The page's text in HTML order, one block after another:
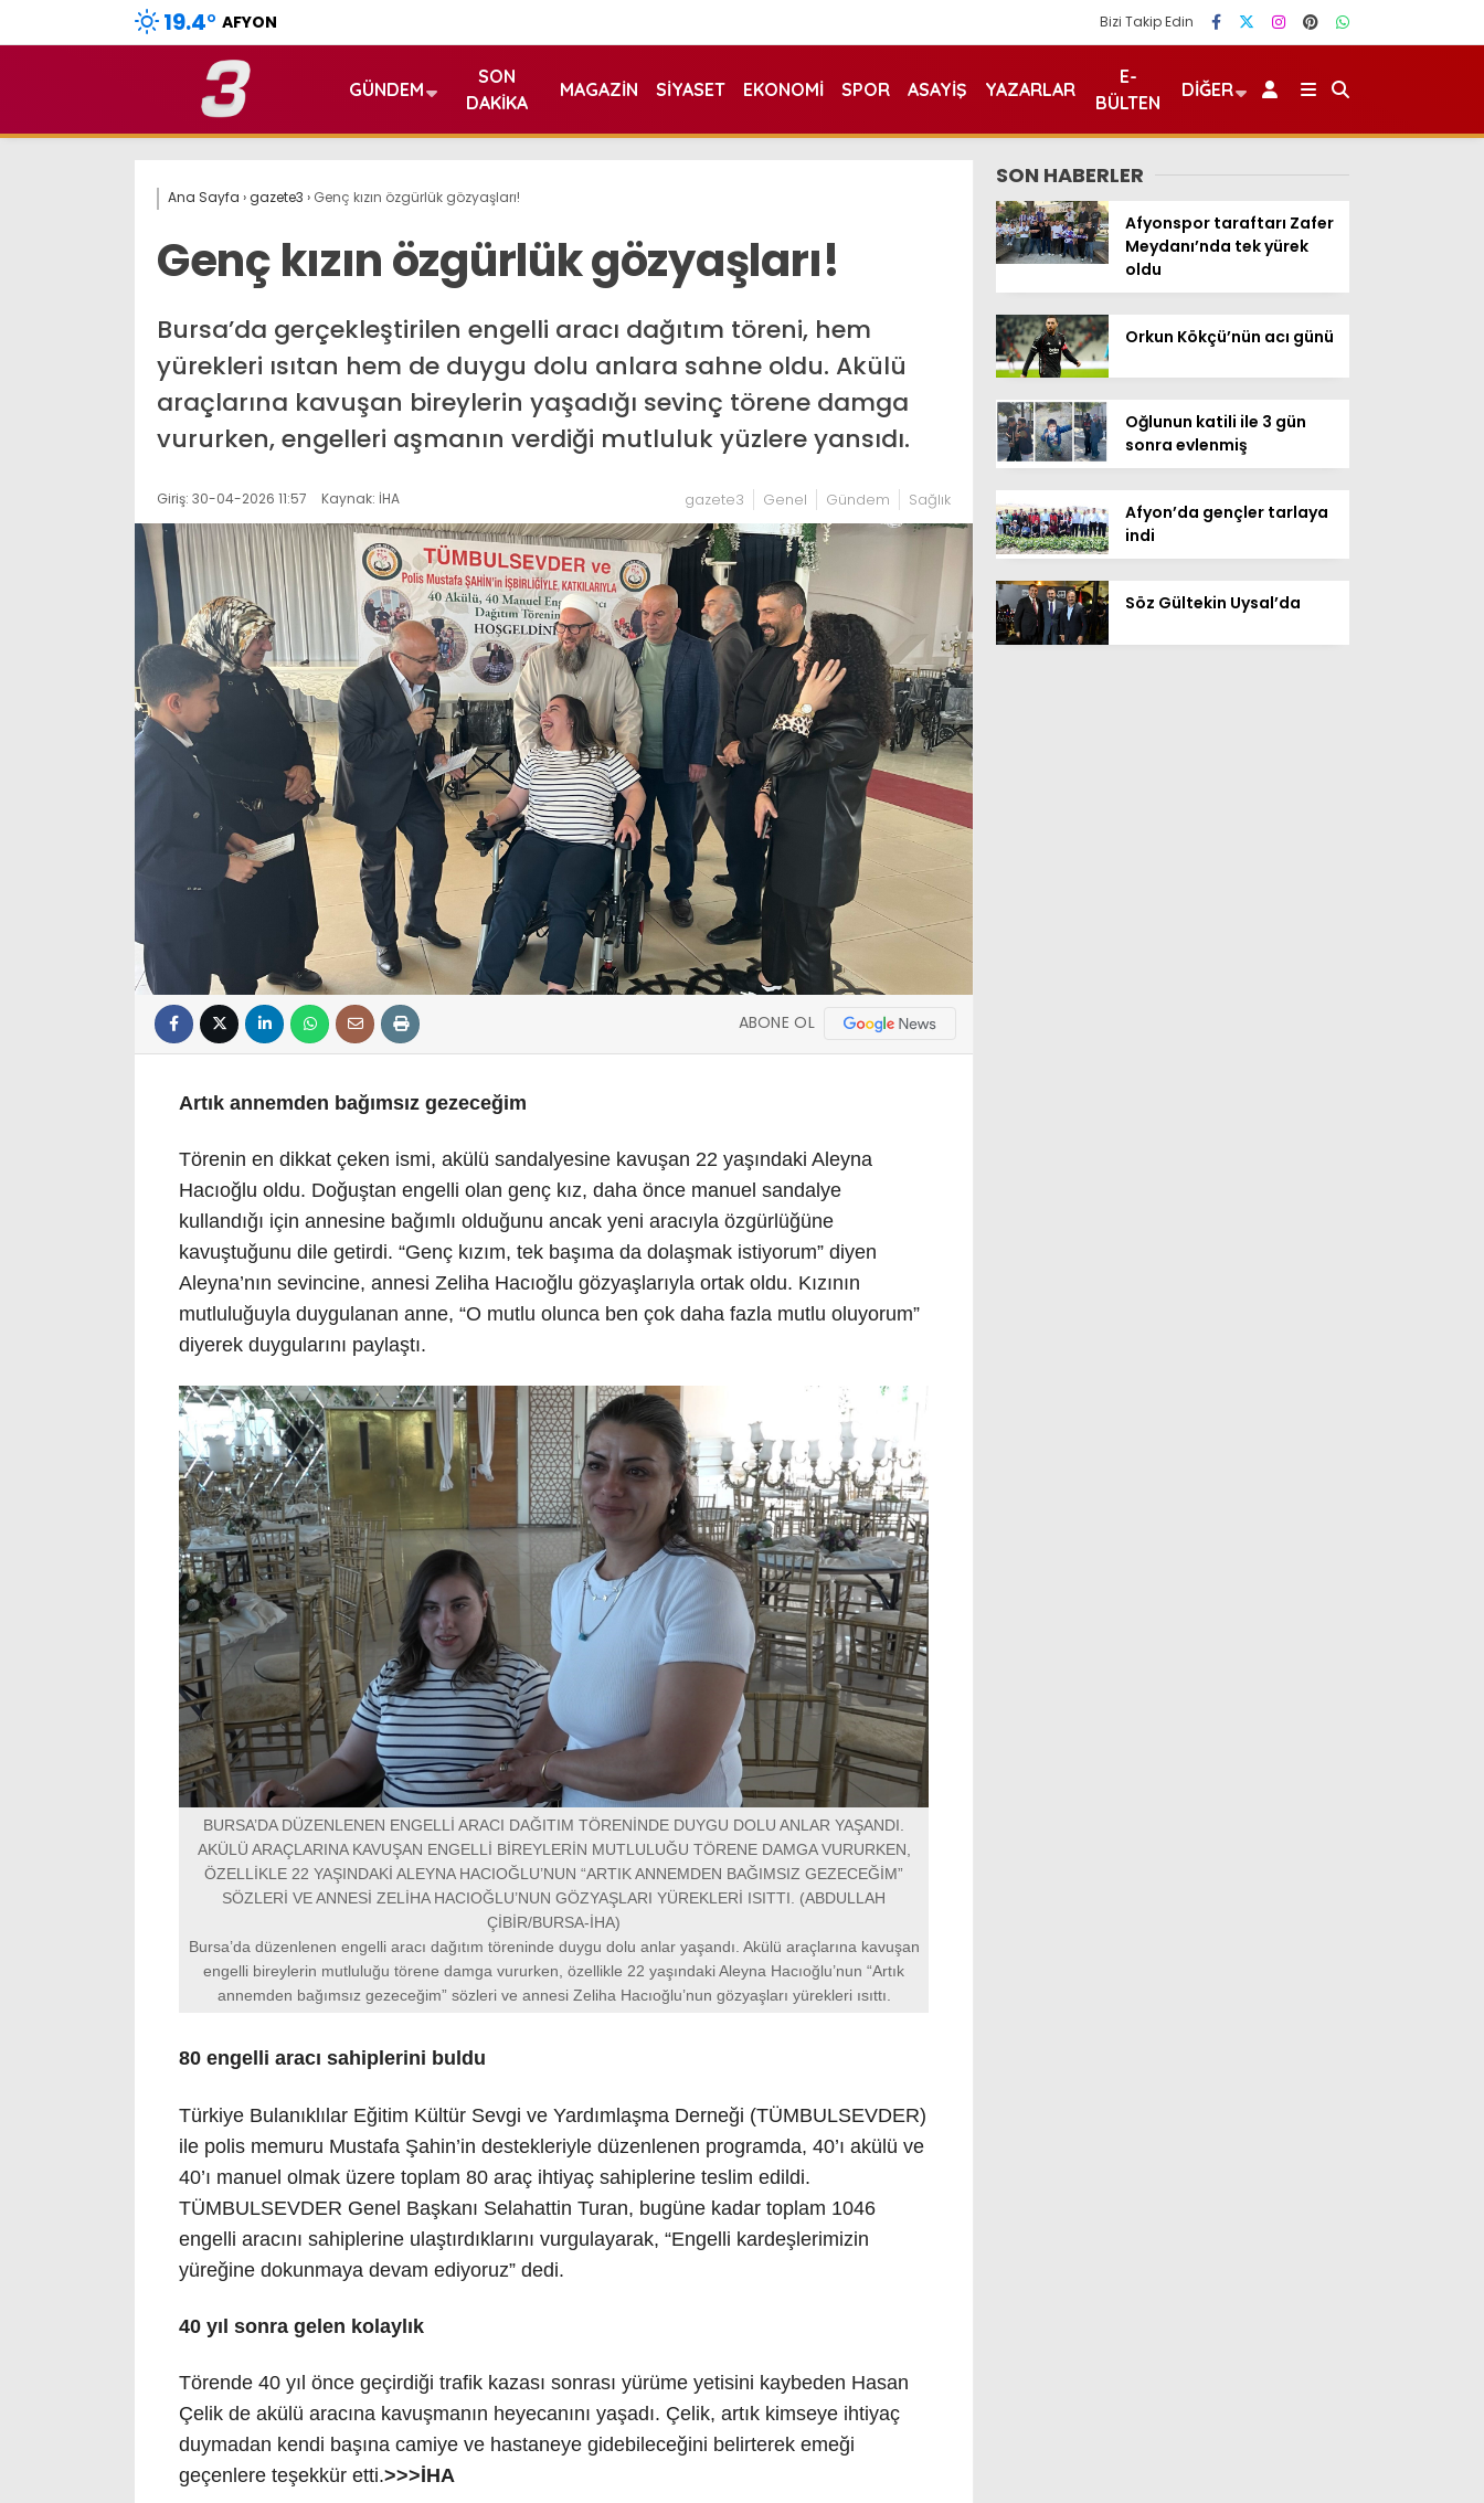
19.4° AFYON Bizi Takip Edin
GÜNDEM
SON
DAKIKA
MAGAZIN SIYASET EKONOMI SPOR ASAYIŞ YAZARLAR
E-
BÜLTEN
DIĞER
Ana Sayfa ›gazete3 › Genç kızın özgürlük gözyaşları!
Genç kızın özgürlük gözyaşları!
Bursa’da gerçekleştirilen engelli aracı dağıtım töreni, hem
yürekleri ısıtan hem de duygu dolu anlara sahne oldu. Akülü
araçlarına kavuşan bireylerin yaşadığı sevinç törene damga
vururken, engelleri aşmanın verdiği mutluluk yüzlere yansıdı.
Giriş: 30-04-2026 11:57 Kaynak: İHA gazete3 Genel Gündem Sağlık
ABONE OL
Artık annemden bağımsız gezeceğim
Törenin en dikkat çeken ismi, akülü sandalyesine kavuşan 22 yaşındaki Aleyna
Hacıoğlu oldu. Doğuştan engelli olan genç kız, daha önce manuel sandalye
kullandığı için annesine bağımlı olduğunu ancak yeni aracıyla özgürlüğüne
kavuştuğunu dile getirdi. “Genç kızım, tek başıma da dolaşmak istiyorum” diyen
Aleyna’nın sevincine, annesi Zeliha Hacıoğlu gözyaşlarıyla ortak oldu. Kızının
mutluluğuyla duygulanan anne, “O mutlu olunca ben çok daha fazla mutlu oluyorum”
diyerek duygularını paylaştı.
BURSA’DA DÜZENLENEN ENGELLİ ARACI DAĞITIM TÖRENİNDE DUYGU DOLU ANLAR YAŞANDI.
AKÜLÜ ARAÇLARINA KAVUŞAN ENGELLİ BİREYLERİN MUTLULUĞU TÖRENE DAMGA VURURKEN,
ÖZELLİKLE 22 YAŞINDAKİ ALEYNA HACIOĞLU’NUN “ARTIK ANNEMDEN BAĞIMSIZ GEZECEĞİM”
SÖZLERİ VE ANNESİ ZELİHA HACIOĞLU’NUN GÖZYAŞLARI YÜREKLERİ ISITTI. (ABDULLAH
ÇİBİR/BURSA-İHA)
Bursa’da düzenlenen engelli aracı dağıtım töreninde duygu dolu anlar yaşandı. Akülü araçlarına kavuşan
engelli bireylerin mutluluğu törene damga vururken, özellikle 22 yaşındaki Aleyna Hacıoğlu’nun “Artık
annemden bağımsız gezeceğim” sözleri ve annesi Zeliha Hacıoğlu’nun gözyaşları yürekleri ısıttı.
80 engelli aracı sahiplerini buldu
Türkiye Bulanıklılar Eğitim Kültür Sevgi ve Yardımlaşma Derneği (TÜMBULSEVDER)
ile polis memuru Mustafa Şahin’in destekleriyle düzenlenen programda, 40’ı akülü ve
40’ı manuel olmak üzere toplam 80 araç ihtiyaç sahiplerine teslim edildi.
TÜMBULSEVDER Genel Başkanı Selahattin Turan, bugüne kadar toplam 1046
engelli aracını sahiplerine ulaştırdıklarını vurgulayarak, “Engelli kardeşlerimizin
yüreğine dokunmaya devam ediyoruz” dedi.
40 yıl sonra gelen kolaylık
Törende 40 yıl önce geçirdiği trafik kazası sonrası yürüme yetisini kaybeden Hasan
Çelik de akülü aracına kavuşmanın heyecanını yaşadı. Çelik, artık kimseye ihtiyaç
duymadan kendi başına camiye ve hastaneye gidebileceğini belirterek emeği
geçenlere teşekkür etti.>>>İHA
SON HABERLER
Afyonspor taraftarı Zafer
Meydanı’nda tek yürek
oldu
Orkun Kökçü’nün acı günü
Oğlunun katili ile 3 gün
sonra evlenmiş
Afyon’da gençler tarlaya
indi
Söz Gültekin Uysal’da